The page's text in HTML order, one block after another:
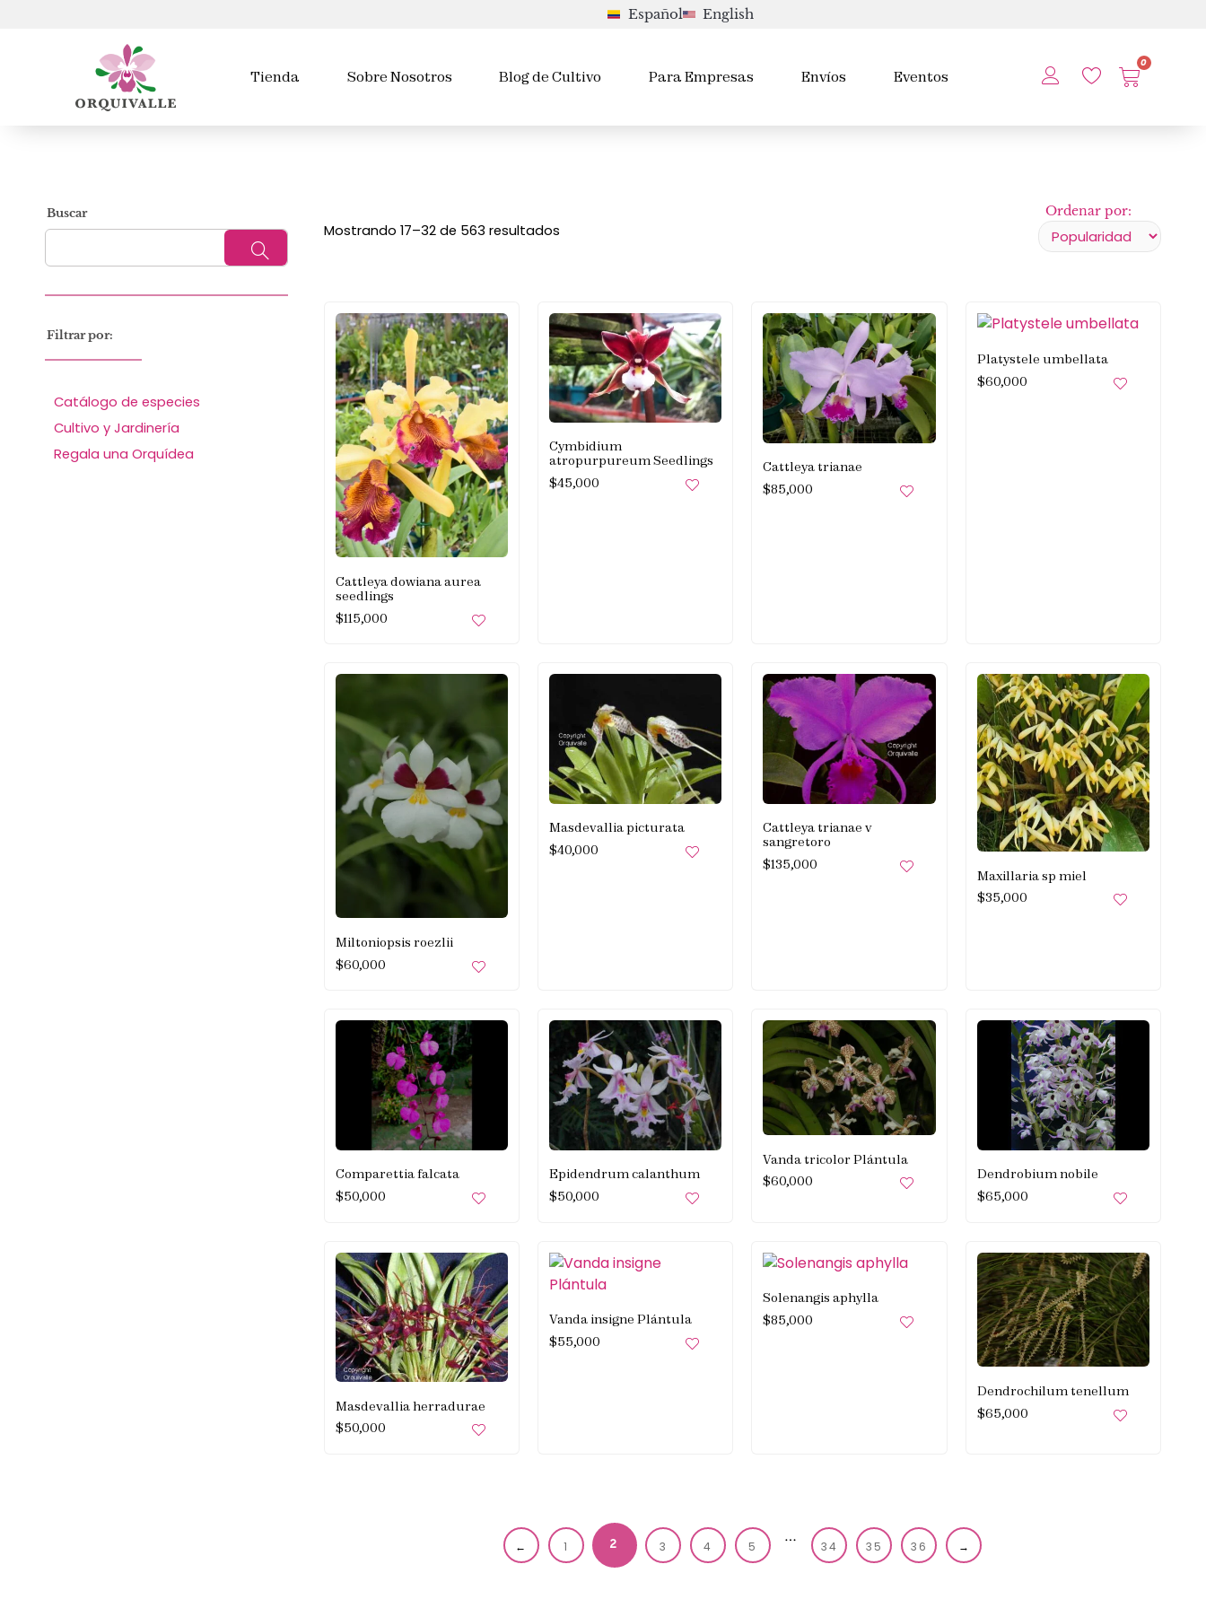
Español English
Tienda Sobre Nosotros Blog de Cultivo Para Empresas Envíos Eventos
0
Buscar
Filtrar por:
Catálogo de especies
Cultivo y Jardinería
Regala una Orquídea
Ordenar por:
Mostrando 17–32 de 563 resultados
Cattleya dowiana aurea
seedlings
$115,000
Cymbidium
atropurpureum Seedlings
$45,000
Cattleya trianae
$85,000
Platystele umbellata
$60,000
Miltoniopsis roezlii
$60,000
Masdevallia picturata
$40,000
Cattleya trianae v
sangretoro
$135,000
Maxillaria sp miel
$35,000
Comparettia falcata
$50,000
Epidendrum calanthum
$50,000
Vanda tricolor Plántula
$60,000
Dendrobium nobile
$65,000
Masdevallia herradurae
$50,000
Vanda insigne Plántula
$55,000
Solenangis aphylla
$85,000
Dendrochilum tenellum
$65,000
← 1 2 3 4 5
…
34 35 36 →